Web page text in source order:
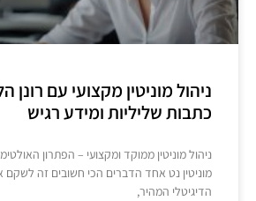
ניהול מוניטין מקצועי עם
כתבות שליליות ומידע רגיש
ניהול מוניטין ממוקד ומקצועי – הפתרון
מוניטין נט אחד הדברים הכי חשובים זה לשקם
הדיגיטלי המהיר,